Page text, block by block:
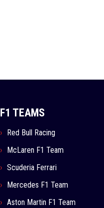
F1 TEAMS
Red Bull Racing
McLaren F1 Team
Scuderia Ferrari
Mercedes F1 Team
Aston Martin F1 Team